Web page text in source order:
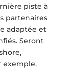
piste à
partenaires
adaptée et
Seront
exemple.